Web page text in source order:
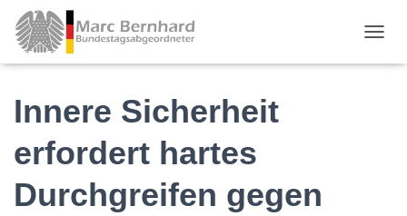
Innere Sicherheit
erfordert hartes
Durchgreifen gegen